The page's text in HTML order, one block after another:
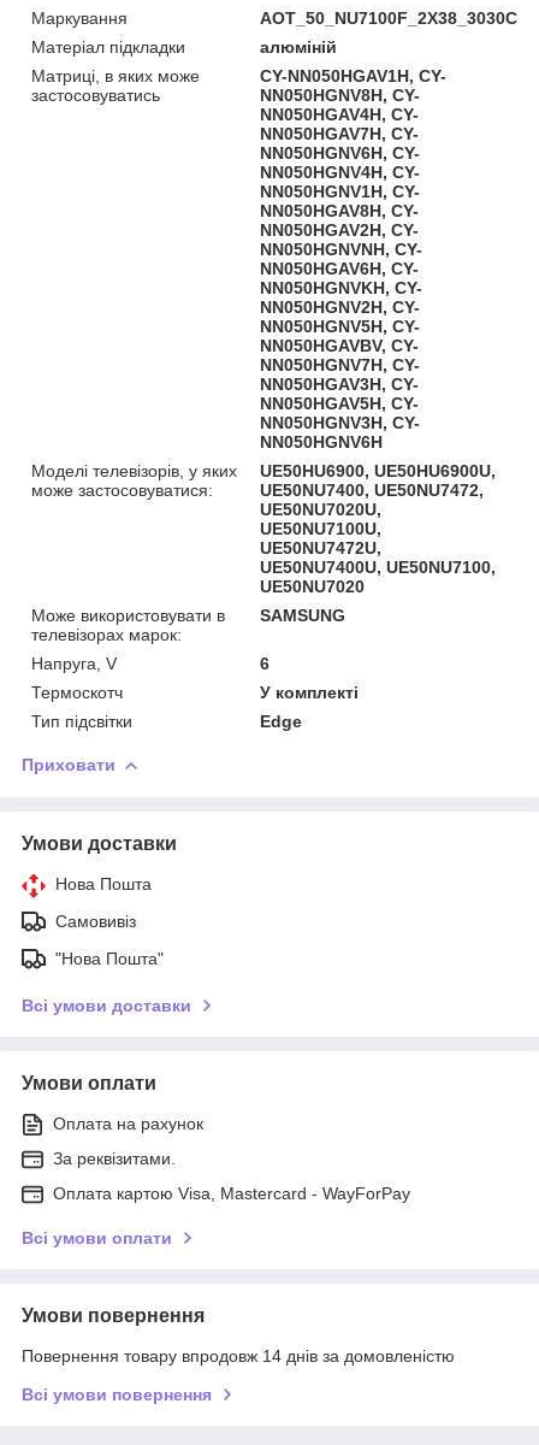
Маркування
AOT_50_NU7100F_2X38_3030C
Матеріал підкладки
алюміній
Матриці, в яких може
застосовуватись
CY-NN050HGAV1H, CY-
NN050HGNV8H, CY-
NN050HGAV4H, CY-
NN050HGAV7H, CY-
NN050HGNV6H, CY-
NN050HGNV4H, CY-
NN050HGNV1H, CY-
NN050HGAV8H, CY-
NN050HGAV2H, CY-
NN050HGNVNH, CY-
NN050HGAV6H, CY-
NN050HGNVKH, CY-
NN050HGNV2H, CY-
NN050HGNV5H, CY-
NN050HGAVBV, CY-
NN050HGNV7H, CY-
NN050HGAV3H, CY-
NN050HGAV5H, CY-
NN050HGNV3H, CY-
NN050HGNV6H
Моделі телевізорів, у яких
може застосовуватися:
UE50HU6900, UE50HU6900U,
UE50NU7400, UE50NU7472,
UE50NU7020U,
UE50NU7100U,
UE50NU7472U,
UE50NU7400U, UE50NU7100,
UE50NU7020
Може використовувати в
телевізорах марок:
SAMSUNG
Напруга, V
6
Термоскотч
У комплекті
Тип підсвітки
Edge
Приховати
Умови доставки
Нова Пошта
Самовивіз
"Нова Пошта"
Всі умови доставки
Умови оплати
Оплата на рахунок
За реквізитами.
Оплата картою Visa, Mastercard - WayForPay
Всі умови оплати
Умови повернення
Повернення товару впродовж 14 днів за домовленістю
Всі умови повернення